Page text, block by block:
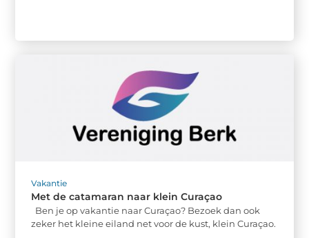
Vakantie
Met de catamaran naar klein Curaçao
Ben je op vakantie naar Curaçao? Bezoek dan ook
zeker het kleine eiland net voor de kust, klein Curaçao.